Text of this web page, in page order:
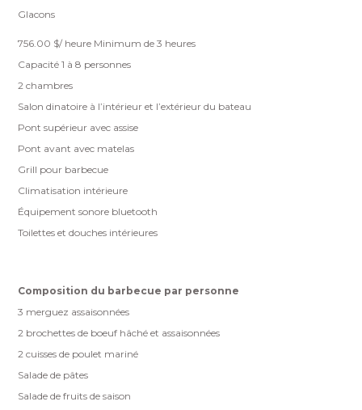
Glacons
756.00 $/ heure Minimum de 3 heures
Capacité 1 à 8 personnes
2 chambres
Salon dinatoire à l’intérieur et l’extérieur du bateau
Pont supérieur avec assise
Pont avant avec matelas
Grill pour barbecue
Climatisation intérieure
Équipement sonore bluetooth
Toilettes et douches intérieures
Composition du barbecue par personne
3 merguez assaisonnées
2 brochettes de boeuf hâché et assaisonnées
2 cuisses de poulet mariné
Salade de pâtes
Salade de fruits de saison